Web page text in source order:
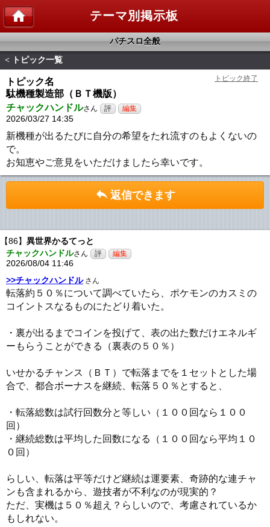
テーマ別掲示板
パチスロ全般
< トピック一覧
トピック名
駄機種製造部（ＢＴ機版）
チャックハンドルさん
2026/03/27 14:35
新機種が出るたびに自分の希望をたれ流すのもよくないの
で。
お知恵やご意見をいただけましたら幸いです。
返信できます
【86】 異世界かるてっと
チャックハンドルさん
2026/08/04 11:46
>>チャックハンドルさん
転落約５０％について調べていたら、ポケモンのカスミの
コイントスなるものにたどり着いた。
・裏が出るまでコインを投げて、表の出た数だけエネルギ
ーもらうことができる（裏表の５０％）
いせかるチャンス（ＢＴ）で転落までを１セットとした場
合で、都合ボーナスを継続、転落５０％とすると、
・転落総数は試行回数分と等しい（１００回なら１００
回）
・継続総数は平均した回数になる（１００回なら平均１０
０回）
らしい、転落は平等だけど継続は運要素、奇跡的な連チャ
ンも含まれるから、遊技者が不利なのが現実的？
ただ、実機は５０％超え？らしいので、考慮されているか
もしれない。